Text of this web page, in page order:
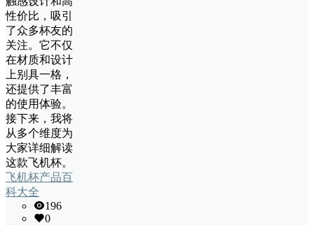
性价比，吸引
了众多杯友的
关注。它不仅
在材质和设计
上别具一格，
还提供了丰富
的使用体验。
接下来，我将
从多个维度为
大家详细解读
这款飞机杯。
飞机杯产品百
科大全
196
0